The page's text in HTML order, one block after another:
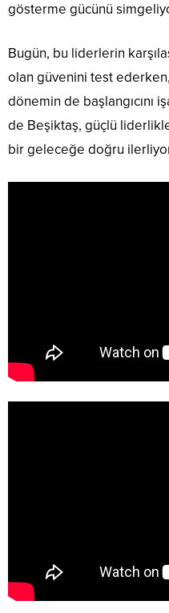
gösterme gücünü
Bugün, bu liderlerin
olan güvenini test
dönemin de başlangıcını
de Beşiktaş, güçlü
bir geleceğe doğru